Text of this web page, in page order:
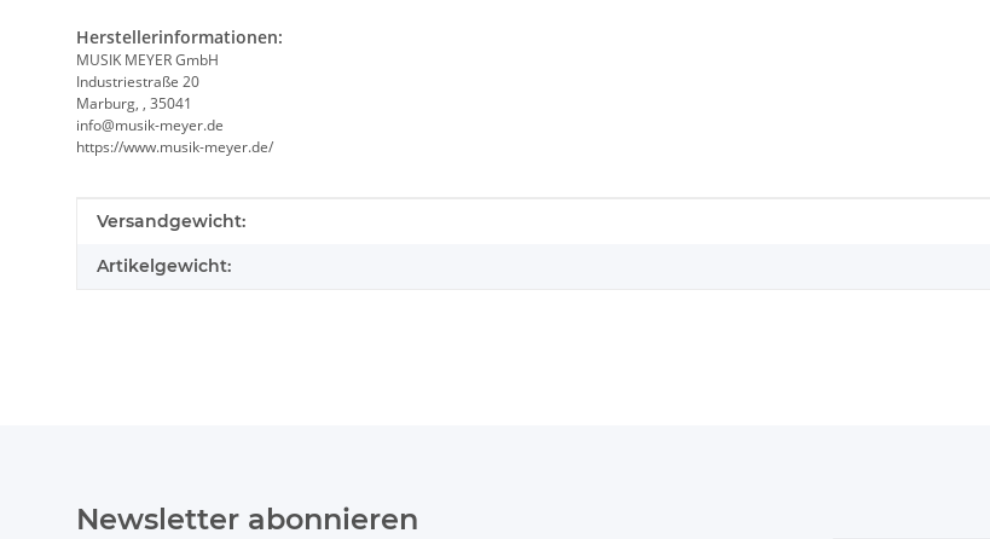
Herstellerinformationen:
MUSIK MEYER GmbH
Industriestraße 20
Marburg, , 35041
info@musik-meyer.de
https://www.musik-meyer.de/
Produkteigenschaft
Wert
Versandgewicht:
Artikelgewicht:
Newsletter abonnieren